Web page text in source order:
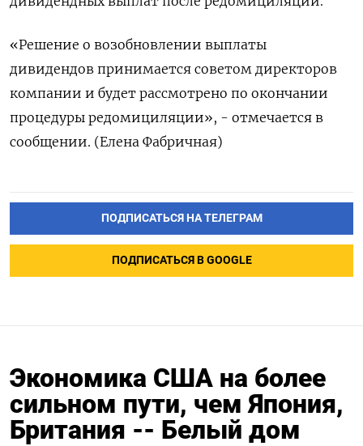
«Решение о возобновлении выплаты
дивидендов принимается советом директоров
компании и будет рассмотрено по окончании
процедуры редомициляции», - отмечается в
сообщении. (Елена Фабричная)
ПОДПИСАТЬСЯ НА ТЕЛЕГРАМ
ПОДПИСАТЬСЯ В GOOGLE
Экономика США на более
сильном пути, чем Япония,
Британия -- Белый дом